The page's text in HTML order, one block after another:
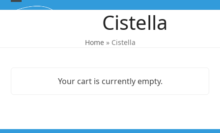
SkipOpen
Close
Cistella
Home» Cistella
Your cart is currently empty.